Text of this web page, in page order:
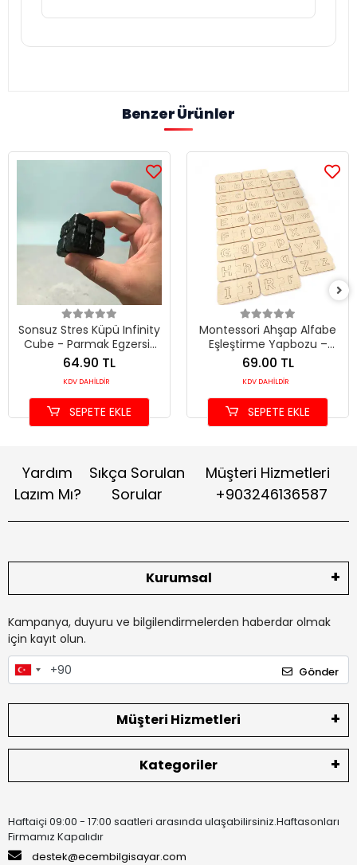
Benzer Ürünler
Sonsuz Stres Küpü Infinity
Cube - Parmak Egzersiz
ve Odaklanma Aparatı
64.90 TL
KDV DAHİLDİR
SEPETE EKLE
Montessori Ahşap Alfabe
Eşleştirme Yapbozu –
Büyük Küçük Harf
Oyuncağı
69.00 TL
KDV DAHİLDİR
SEPETE EKLE
Yardım
Lazım Mı?
Sıkça Sorulan
Sorular
Müşteri Hizmetleri
+903246136587
Kurumsal
Kampanya, duyuru ve bilgilendirmelerden haberdar olmak
için kayıt olun.
Gönder
Müşteri Hizmetleri
Kategoriler
Haftaiçi 09:00 - 17:00 saatleri arasında ulaşabilirsiniz.Haftasonları
Firmamız Kapalıdır
destek@ecembilgisayar.com